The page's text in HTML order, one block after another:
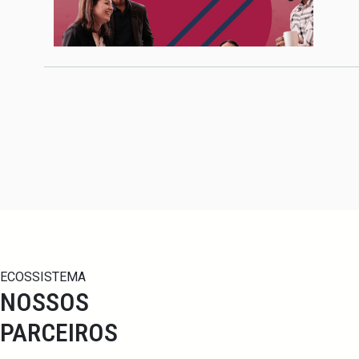
ECOSSISTEMA
NOSSOS
PARCEIROS